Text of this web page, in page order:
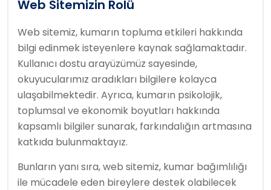
Web Sitemizin Rolü
Web sitemiz, kumarın topluma etkileri hakkında
bilgi edinmek isteyenlere kaynak sağlamaktadır.
Kullanıcı dostu arayüzümüz sayesinde,
okuyucularımız aradıkları bilgilere kolayca
ulaşabilmektedir. Ayrıca, kumarın psikolojik,
toplumsal ve ekonomik boyutları hakkında
kapsamlı bilgiler sunarak, farkındalığın artmasına
katkıda bulunmaktayız.
Bunların yanı sıra, web sitemiz, kumar bağımlılığı
ile mücadele eden bireylere destek olabilecek